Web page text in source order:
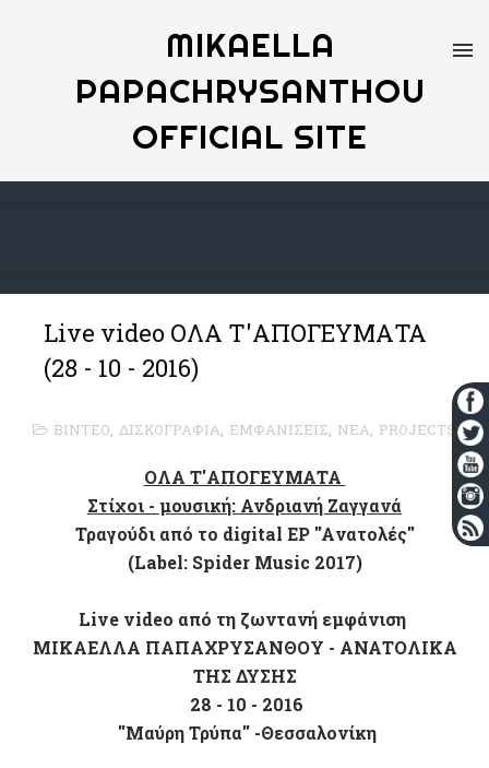
MIKAELLA
PAPACHRYSANTHOU
OFFICIAL SITE
Live video OΛΑ Τ'ΑΠΟΓΕΥΜΑΤΑ
(28 - 10 - 2016)
ΒΙΝΤΕΟ, ΔΙΣΚΟΓΡΑΦΙΑ, ΕΜΦΑΝΙΣΕΙΣ, ΝΕΑ, PROJECTS
OΛΑ Τ'ΑΠΟΓΕΥΜΑΤΑ
Στίχοι - μουσική: Ανδριανή Ζαγγανά
Τραγούδι από το digital EP ''Aνατολές''
(Label: Spider Music 2017)
Live video από τη ζωντανή εμφάνιση
ΜΙΚΑΕΛΛΑ ΠΑΠΑΧΡΥΣΑΝΘΟΥ - ΑΝΑΤΟΛΙΚΑ
ΤΗΣ ΔΥΣΗΣ
28 - 10 - 2016
''Μαύρη Τρύπα'' -Θεσσαλονίκη